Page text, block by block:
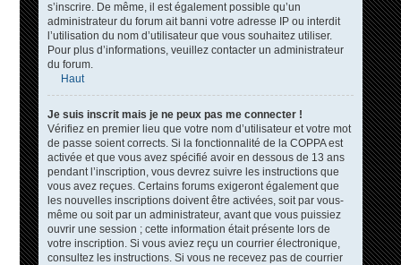
s’inscrire. De même, il est également possible qu’un
administrateur du forum ait banni votre adresse IP ou interdit
l’utilisation du nom d’utilisateur que vous souhaitez utiliser.
Pour plus d’informations, veuillez contacter un administrateur
du forum.
Haut
Je suis inscrit mais je ne peux pas me connecter !
Vérifiez en premier lieu que votre nom d’utilisateur et votre mot
de passe soient corrects. Si la fonctionnalité de la COPPA est
activée et que vous avez spécifié avoir en dessous de 13 ans
pendant l’inscription, vous devrez suivre les instructions que
vous avez reçues. Certains forums exigeront également que
les nouvelles inscriptions doivent être activées, soit par vous-
même ou soit par un administrateur, avant que vous puissiez
ouvrir une session ; cette information était présente lors de
votre inscription. Si vous aviez reçu un courrier électronique,
consultez les instructions. Si vous ne recevez pas de courrier